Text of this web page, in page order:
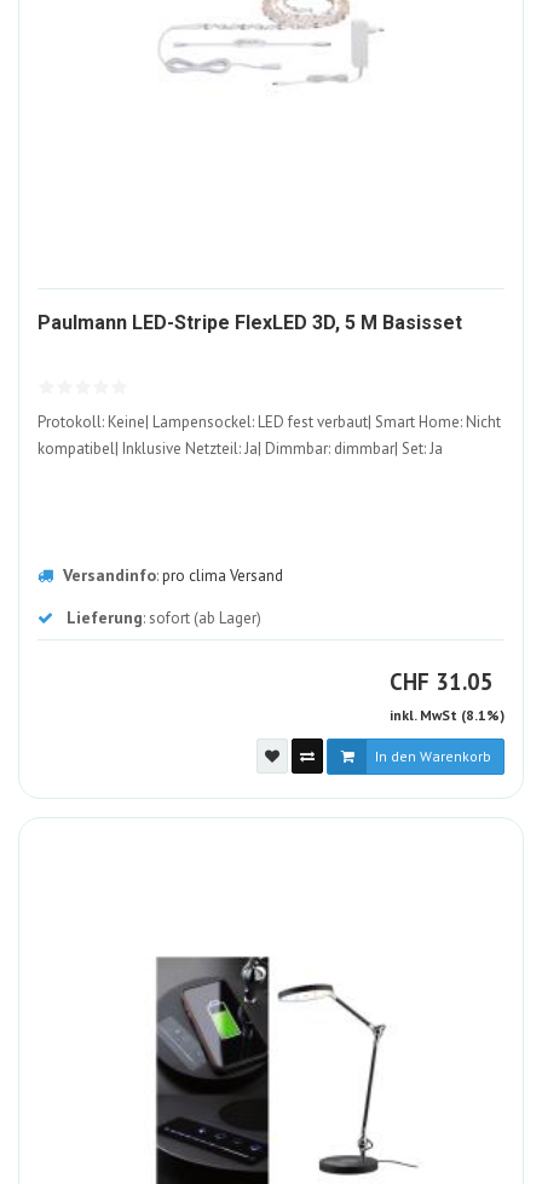
Paulmann LED-Stripe FlexLED 3D, 5 M Basisset
Protokoll: Keine| Lampensockel: LED fest verbaut| Smart Home: Nicht
kompatibel| Inklusive Netzteil: Ja| Dimmbar: dimmbar| Set: Ja
Versandinfo:pro clima Versand
Lieferung: sofort (ab Lager)
CHF CHF
31.05
inkl. MwSt (8.1%)
In den Warenkorb